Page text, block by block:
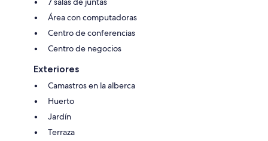
Área con computadoras
Centro de conferencias
Centro de negocios
Exteriores
Camastros en la alberca
Huerto
Jardín
Terraza